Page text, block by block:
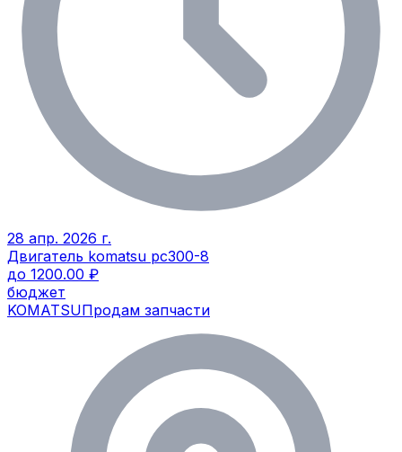
28 апр. 2026 г.
Двигатель komatsu pc300-8
до 1200.00 ₽
бюджет
KOMATSUПродам запчасти